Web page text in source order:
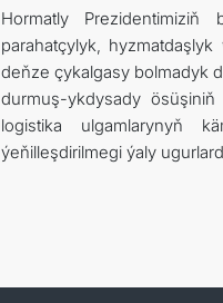
Hormatly Prezidentimiziň
parahatçylyk,
deňze çykalgasy bolmadyk
durmuş-ykdysady
logistika ulgamlarynyň
ýeňilleşdirilmegi ýaly